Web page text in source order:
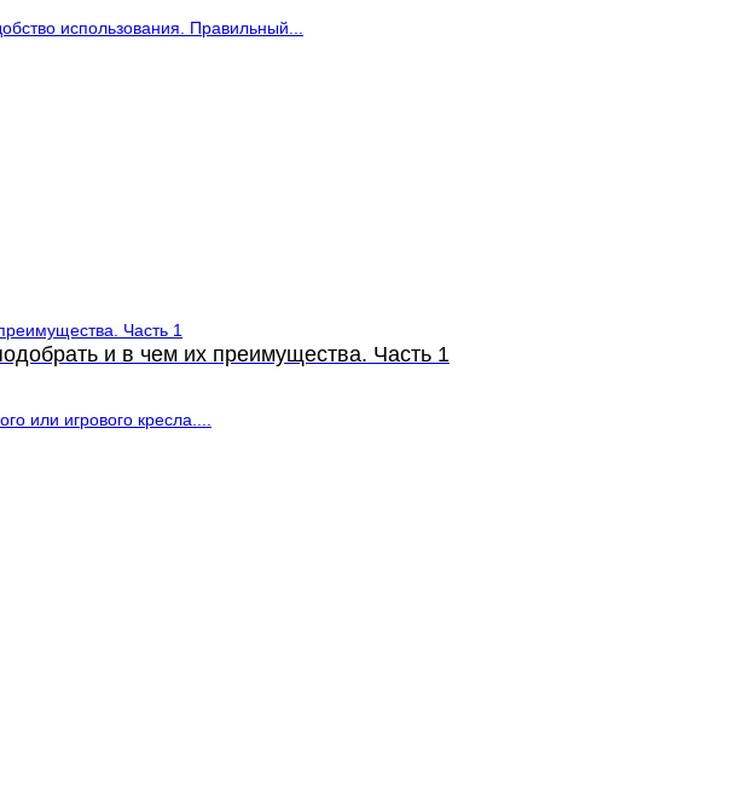
использования. Правильный...
и в чем их преимущества. Часть 1
или игрового кресла....